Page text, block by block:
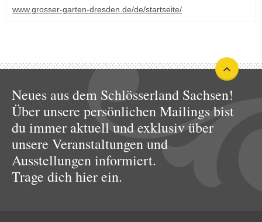
www.grosser-garten-dresden.de/de/startseite/
Neues aus dem Schlösserland Sachsen!
Über unsere persönlichen Mailings bist
du immer aktuell und exklusiv über
unsere Veranstaltungen und
Ausstellungen informiert.
Trage dich hier ein.